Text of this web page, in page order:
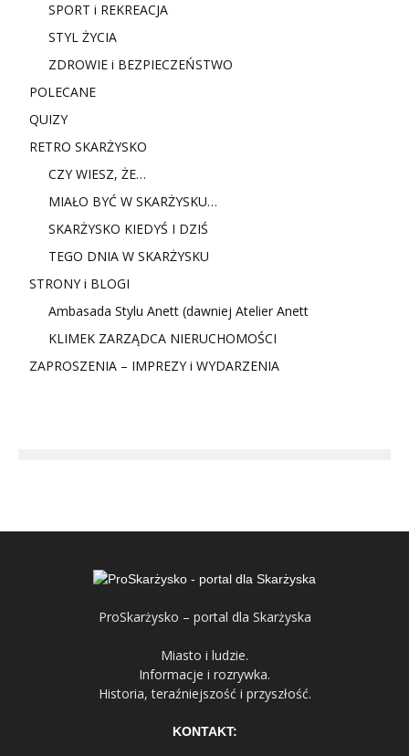
SPORT i REKREACJA
STYL ŻYCIA
ZDROWIE i BEZPIECZEŃSTWO
POLECANE
QUIZY
RETRO SKARŻYSKO
CZY WIESZ, ŻE…
MIAŁO BYĆ W SKARŻYSKU…
SKARŻYSKO KIEDYŚ I DZIŚ
TEGO DNIA W SKARŻYSKU
STRONY i BLOGI
Ambasada Stylu Anett (dawniej Atelier Anett
KLIMEK ZARZĄDCA NIERUCHOMOŚCI
ZAPROSZENIA – IMPREZY i WYDARZENIA
ProSkarżysko – portal dla Skarżyska
Miasto i ludzie.
Informacje i rozrywka.
Historia, teraźniejszość i przyszłość.
KONTAKT: